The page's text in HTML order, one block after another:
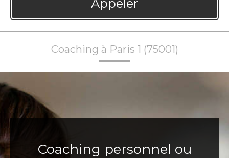
Appeler
Coaching à Paris 1 (75001)
Coaching personnel ou